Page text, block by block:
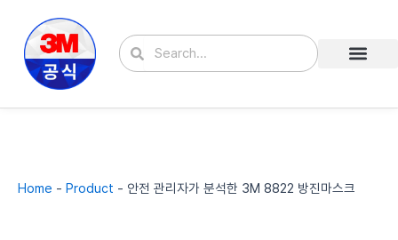
Search
Home - Product - 안전 관리자가 분석한 3M 8822 방진마스크